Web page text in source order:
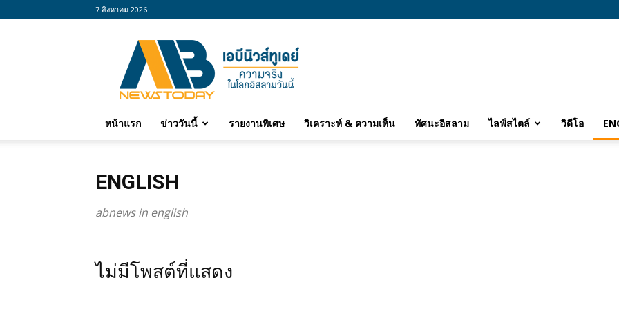
7 สิงหาคม 2026
abnewstoday
หน้าแรก ข่าววันนี้ รายงานพิเศษ วิเคราะห์ & ความเห็น ทัศนะอิสลาม ไลฟ์สไตล์ วิดีโอ
ENGLISH
abnews in english
ไม่มีโพสต์ที่แสดง